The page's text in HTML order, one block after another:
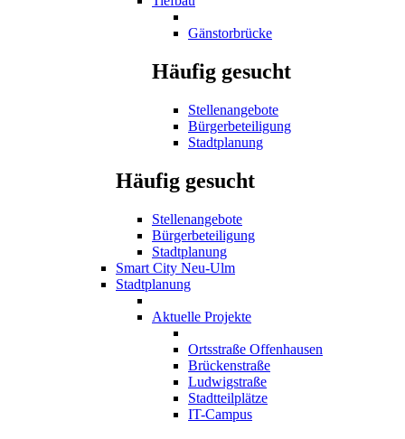
Gänstorbrücke
Häufig gesucht
Stellenangebote
Bürgerbeteiligung
Stadtplanung
Häufig gesucht
Stellenangebote
Bürgerbeteiligung
Stadtplanung
Smart City Neu-Ulm
Stadtplanung
Aktuelle Projekte
Ortsstraße Offenhausen
Brückenstraße
Ludwigstraße
Stadtteilplätze
IT-Campus